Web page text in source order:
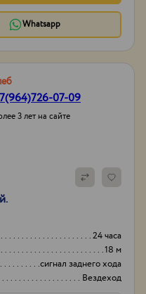
Whatsapp
07-09
3 лет на сайте
24 часа
18 м
сигнал заднего хода
Вездеход